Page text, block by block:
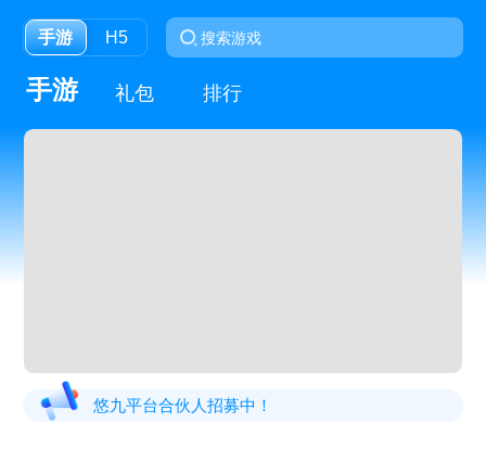
手游 H5
手游 礼包 排行
悠九平台合伙人招募中！